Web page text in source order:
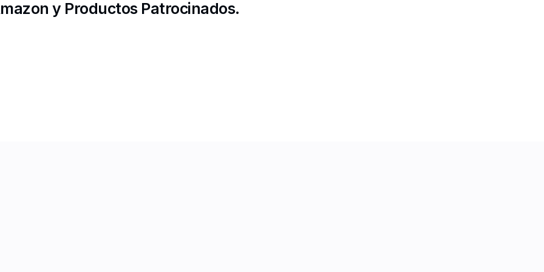
y Productos Patrocinados.